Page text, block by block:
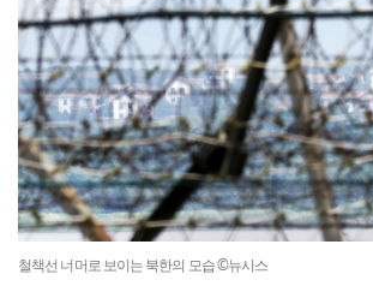
철책선 너머로 보이는 북한의 모습 ©뉴시스